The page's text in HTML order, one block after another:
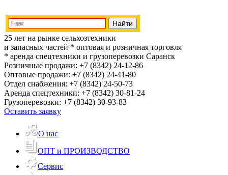
25 лет на рынке сельхозтехники
и запасных частей * оптовая и розничная торговля
* аренда спецтехники и грузоперевозки Саранск
Розничные продажи: +7 (8342) 24-12-86
Оптовые продажи: +7 (8342) 24-41-80
Отдел снабжения: +7 (8342) 24-50-73
Аренда спецтехники: +7 (8342) 30-81-24
Грузоперевозки: +7 (8342) 30-93-83
Оставить заявку
О нас
ОПТ и ПРОИЗВОДСТВО
Сервис